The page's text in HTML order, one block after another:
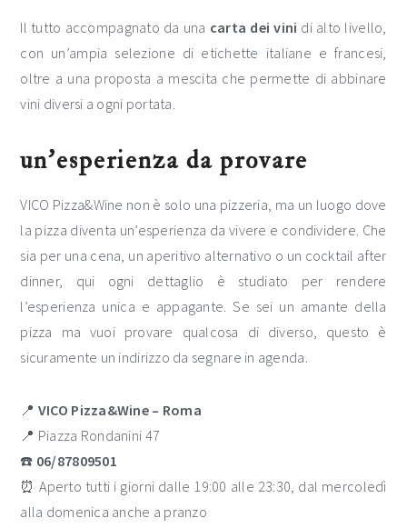
Il tutto accompagnato da una carta dei vini di alto livello,
con un’ampia selezione di etichette italiane e francesi,
oltre a una proposta a mescita che permette di abbinare
vini diversi a ogni portata.
un’esperienza da provare
VICO Pizza&Wine non è solo una pizzeria, ma un luogo dove
la pizza diventa un’esperienza da vivere e condividere. Che
sia per una cena, un aperitivo alternativo o un cocktail after
dinner, qui ogni dettaglio è studiato per rendere
l’esperienza unica e appagante. Se sei un amante della
pizza ma vuoi provare qualcosa di diverso, questo è
sicuramente un indirizzo da segnare in agenda.
📍 VICO Pizza&Wine – Roma
📍 Piazza Rondanini 47
☎️ 06/87809501
⏰ Aperto tutti i giorni dalle 19:00 alle 23:30, dal mercoledì
alla domenica anche a pranzo